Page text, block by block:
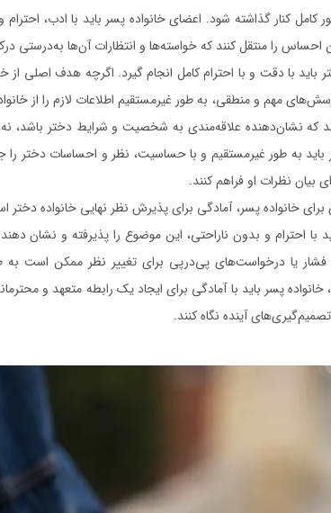
کنار گذاشته شود. اعضای خانواده پسر باید با ادب،
احساس را منتقل کنند که خواسته‌ها و انتظارات آن‌ها
باید با دقت و با احترام کامل انجام گیرد. اگرچه هدف اصلی از
مهم و منطقی، به طور غیرمستقیم اطلاعات لازم را از
که نشان‌دهنده علاقه‌مندی به شخصیت و شرایط دختر باشد،
به طور غیرمستقیم و با حساسیت، نظر و احساسات دختر را
بیان نظرات او فراهم کنند.
خانواده پسر، آمادگی برای پذیرش نظر نهایی خانواده
با احترام و بدون ناراحتی، این موضوع را پذیرفته و نشان
فشار یا درخواست‌های پی‌درپی برای تغییر نظر ممکن است به
پسر باید با آمادگی برای ایجاد یک رابطه متعهد و
آینده نگاه کنند.